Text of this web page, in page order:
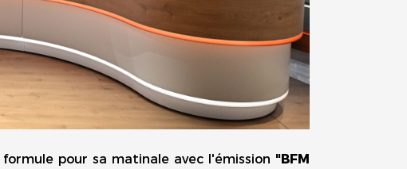
pour sa matinale avec l'émission "BFM